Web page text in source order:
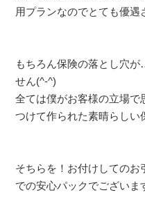
用プランなのでとても優遇
もちろん保険の落とし穴
せん(^-^)
全ては僕がお客様の立場で
つけて作られた素晴らしい
そちらを！お付けしてのお
での安心パックでございま